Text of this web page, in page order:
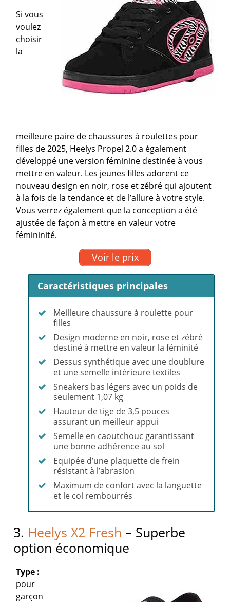
Si vous
voulez
choisir
la
meilleure paire de chaussures à roulettes pour
filles de 2025, Heelys Propel 2.0 a également
développé une version féminine destinée à vous
mettre en valeur. Les jeunes filles adorent ce
nouveau design en noir, rose et zébré qui ajoutent
à la fois de la tendance et de l’allure à votre style.
Vous verrez également que la conception a été
ajustée de façon à mettre en valeur votre
fémininité.
Voir le prix
Caractéristiques principales
Meilleure chaussure à roulette pour
filles
Design moderne en noir, rose et zébré
destiné à mettre en valeur la féminité
Dessus synthétique avec une doublure
et une semelle intérieure textiles
Sneakers bas légers avec un poids de
seulement 1,07 kg
Hauteur de tige de 3,5 pouces
assurant un meilleur appui
Semelle en caoutchouc garantissant
une bonne adhérence au sol
Equipée d’une plaquette de frein
résistant à l’abrasion
Maximum de confort avec la languette
et le col rembourrés
3. Heelys X2 Fresh – Superbe
option économique
Type :
pour
garçon